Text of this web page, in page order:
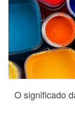
O significado